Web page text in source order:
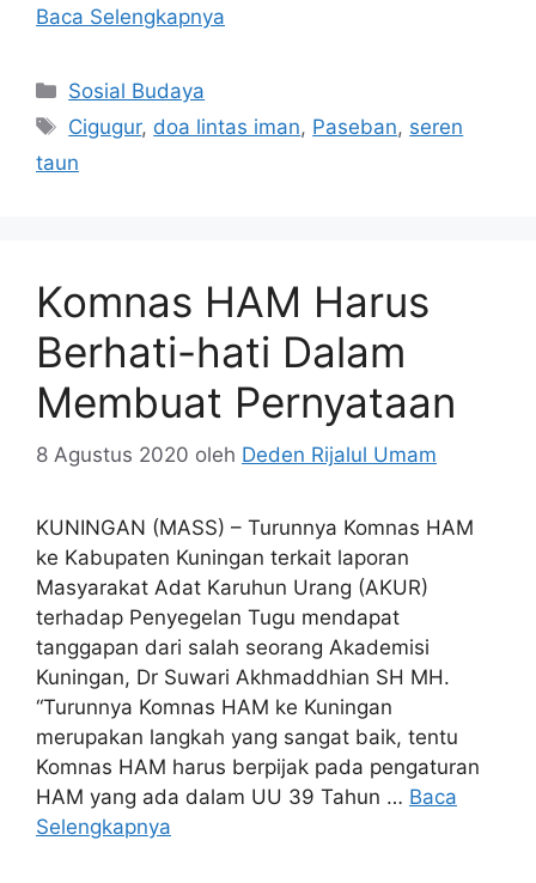
Baca Selengkapnya
Kategori
Sosial Budaya
Tag
Cigugur, doa lintas iman, Paseban, seren
taun
Komnas HAM Harus
Berhati-hati Dalam
Membuat Pernyataan
8 Agustus 2020 oleh Deden Rijalul Umam
KUNINGAN (MASS) – Turunnya Komnas HAM
ke Kabupaten Kuningan terkait laporan
Masyarakat Adat Karuhun Urang (AKUR)
terhadap Penyegelan Tugu mendapat
tanggapan dari salah seorang Akademisi
Kuningan, Dr Suwari Akhmaddhian SH MH.
“Turunnya Komnas HAM ke Kuningan
merupakan langkah yang sangat baik, tentu
Komnas HAM harus berpijak pada pengaturan
HAM yang ada dalam UU 39 Tahun … Baca
Selengkapnya